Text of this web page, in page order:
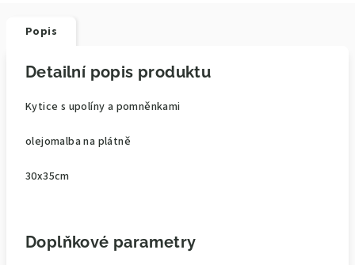
Popis
Detailní popis produktu
Kytice s upolíny a pomněnkami
olejomalba na plátně
30x35cm
Doplňkové parametry